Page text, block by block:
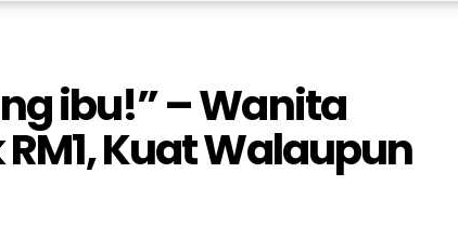
ibu!” – Wanita
Kuat Walaupun